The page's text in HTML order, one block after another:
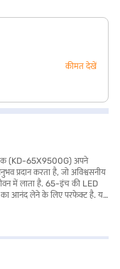
कीमत देखें
(KD-65X9500G) अपने
प्रदान करता है, जो अविश्वसनीय
में लाता है. 65-इंच की LED
का आनंद लेने के लिए परफेक्ट है. यह
पोर्ट होने से आप अपने बाहरी
क्वॉलिटी सुनिश्चित करता है.
रेंज का आसान एक्सेस प्रदान करता
होम एंटरटेनमेंट अनुभव चाहते हैं,